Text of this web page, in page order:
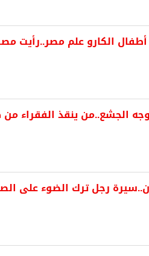
الكارو علم مصر..رأيت
ينقذ الفقراء من
رجل ترك الضوء على